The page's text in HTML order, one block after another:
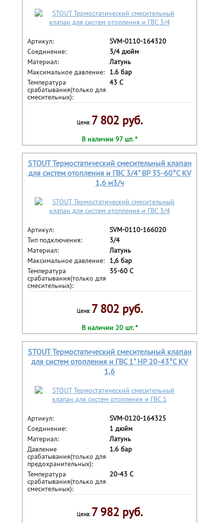
Артикул:
SVM-0110-164320
Соединение:
3/4 дюйм
Материал:
Латунь
Максимальное давление:
1.6 бар
Температура
срабатывания(только для
смесительных):
43 С
Цена: 7 802 руб.
В наличии 97 шт. *
STOUT Термостатический смесительный клапан
для систем отопления и ГВС 3/4" ВР 35-60°С KV
1,6 м3/ч
Артикул:
SVM-0110-166020
Тип подключения:
3/4
Материал:
Латунь
Максимальное давление:
1,6 бар
Температура
срабатывания(только для
смесительных):
35-60 С
Цена: 7 802 руб.
В наличии 20 шт. *
STOUT Термостатический смесительный клапан
для систем отопления и ГВС 1" НР 20-43°С KV
1,6
Артикул:
SVM-0120-164325
Соединение:
1 дюйм
Материал:
Латунь
Давление
срабатывания(только для
предохранительных):
1.6 бар
Температура
срабатывания(только для
смесительных):
20-43 С
Цена: 7 982 руб.